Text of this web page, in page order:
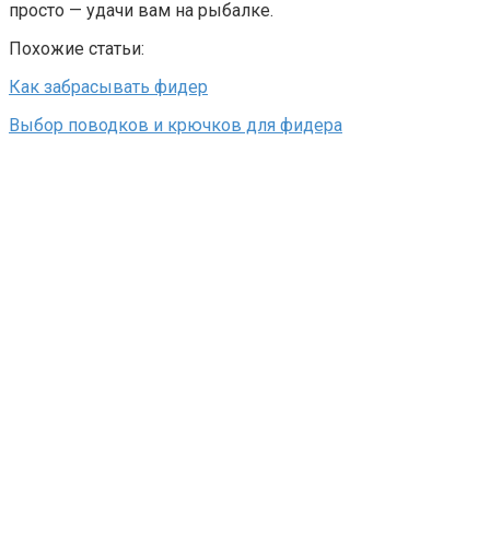
просто — удачи вам на рыбалке.
Похожие статьи:
Как забрасывать фидер
Выбор поводков и крючков для фидера